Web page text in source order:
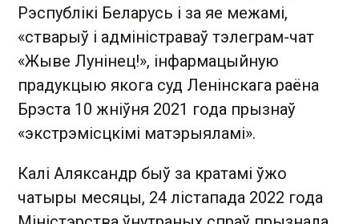
Рэспублікі Беларусь і за яе межамі,
«стварыў і адміністраваў тэлеграм-чат
«Жыве Лунінец!», інфармацыйную
прадукцыю якога суд Ленінскага раёна
Брэста 10 жніўня 2021 года прызнаў
«экстрэмісцкімі матэрыяламі».
Калі Аляксандр быў за кратамі ўжо
чатыры месяцы, 24 лістапада 2022 года